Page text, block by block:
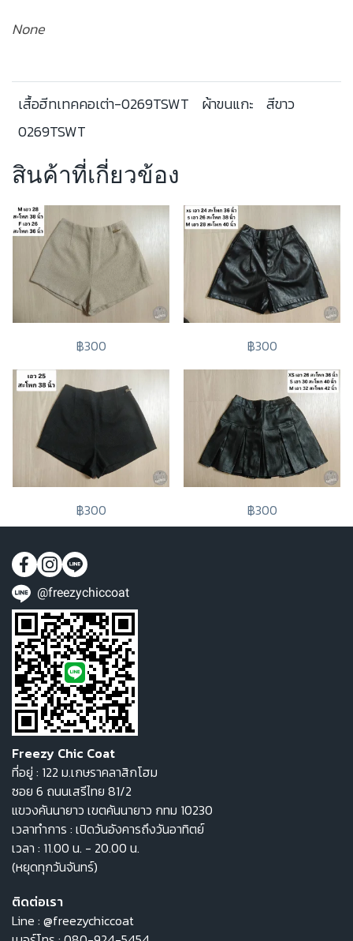
None
เสื้อฮีทเทคคอเต่า-0269TSWT ผ้าขนแกะ
สีขาว
0269TSWT
สินค้าที่เกี่ยวข้อง
฿300 ฿300
฿300 ฿300
@freezychiccoat
Freezy Chic Coat
ที่อยู่ : 122 ม.เกษราคลาสิกโฮม
ซอย 6 ถนนเสรีไทย 81/2
แขวงคันนายาว เขตคันนายาว กทม 10230
เวลาทำการ : เปิดวันอังคารถึงวันอาทิตย์
เวลา : 11.00 น. - 20.00 น.
(หยุดทุกวันจันทร์)
ติดต่อเรา
Line : @freezychiccoat